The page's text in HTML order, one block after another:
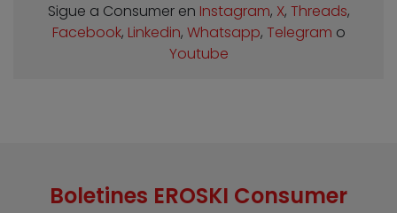
Sigue a Consumer en Instagram, X, Threads,
Facebook, Linkedin, Whatsapp, Telegram o
Youtube
Boletines EROSKI Consumer